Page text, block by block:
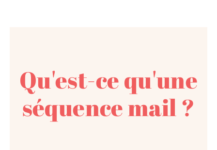
Qu'est-ce qu'une
séquence mail ?